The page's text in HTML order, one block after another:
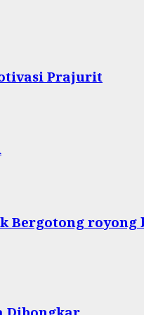
Prajurit
Bergotong royong